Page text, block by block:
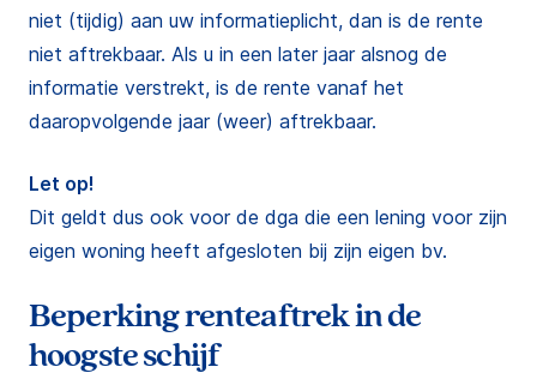
niet (tijdig) aan uw informatieplicht, dan is de rente
niet aftrekbaar. Als u in een later jaar alsnog de
informatie verstrekt, is de rente vanaf het
daaropvolgende jaar (weer) aftrekbaar.
Let op!
Dit geldt dus ook voor de dga die een lening voor zijn
eigen woning heeft afgesloten bij zijn eigen bv.
Beperking renteaftrek in de
hoogste schijf